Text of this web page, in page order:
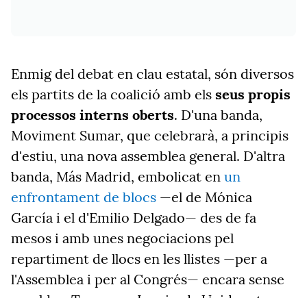
Enmig del debat en clau estatal, són diversos
els partits de la coalició amb els seus propis
processos interns oberts. D'una banda,
Moviment Sumar, que celebrarà, a principis
d'estiu, una nova assemblea general. D'altra
banda, Más Madrid, embolicat en un
enfrontament de blocs —el de Mónica
García i el d'Emilio Delgado— des de fa
mesos i amb unes negociacions pel
repartiment de llocs en les llistes —per a
l'Assemblea i per al Congrés— encara sense